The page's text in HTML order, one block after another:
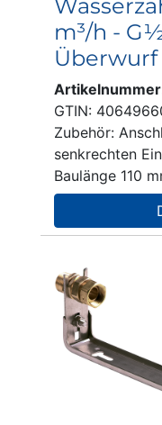
m³/h -
Überwurf
GTIN:
Zubehör:
senkrechten
Baulänge 110